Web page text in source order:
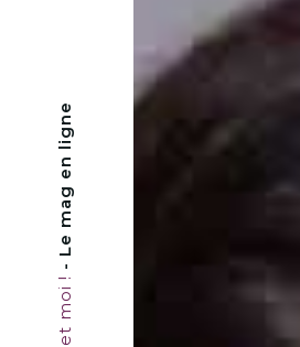
et moi !
- Le mag en ligne